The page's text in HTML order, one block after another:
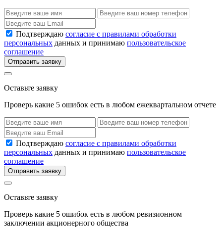
Подтверждаю согласие с правилами обработки
персональных данных и принимаю пользовательское
соглашение
Отправить заявку
Оставьте заявку
Проверь какие 5 ошибок есть в любом ежеквартальном отчете
Подтверждаю согласие с правилами обработки
персональных данных и принимаю пользовательское
соглашение
Отправить заявку
Оставьте заявку
Проверь какие 5 ошибок есть в любом ревизионном
заключении акционерного общества